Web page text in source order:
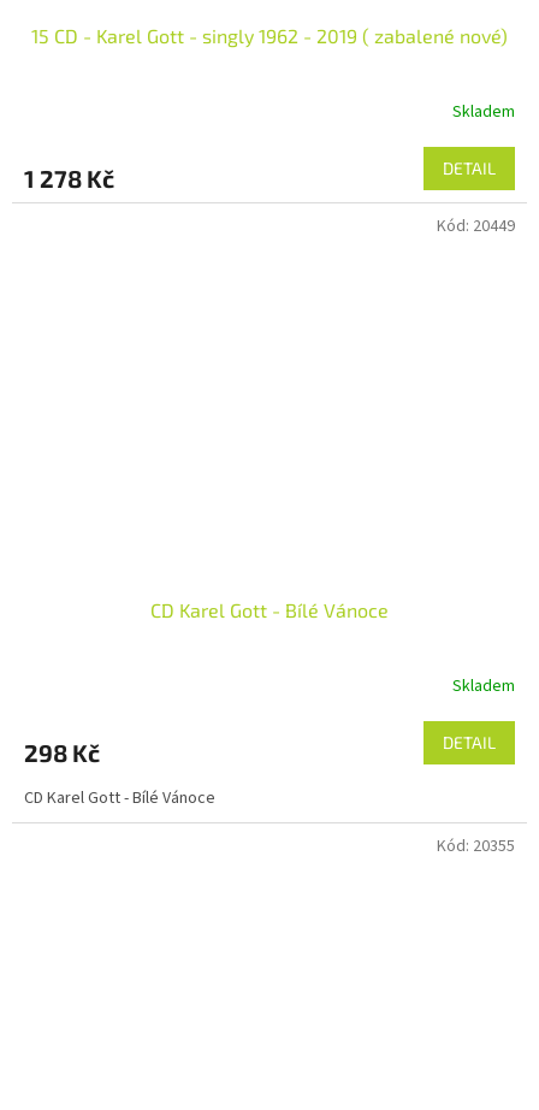
15 CD - Karel Gott - singly 1962 - 2019 ( zabalené nové)
Skladem
1 278 Kč DETAIL
CD Karel Gott - Bílé Vánoce
Skladem
298 Kč DETAIL
CD Karel Gott - Bílé Vánoce
Kód: 20449
Kód: 20355